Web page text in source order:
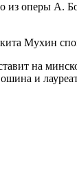
оперы А.
Мухин
на
и